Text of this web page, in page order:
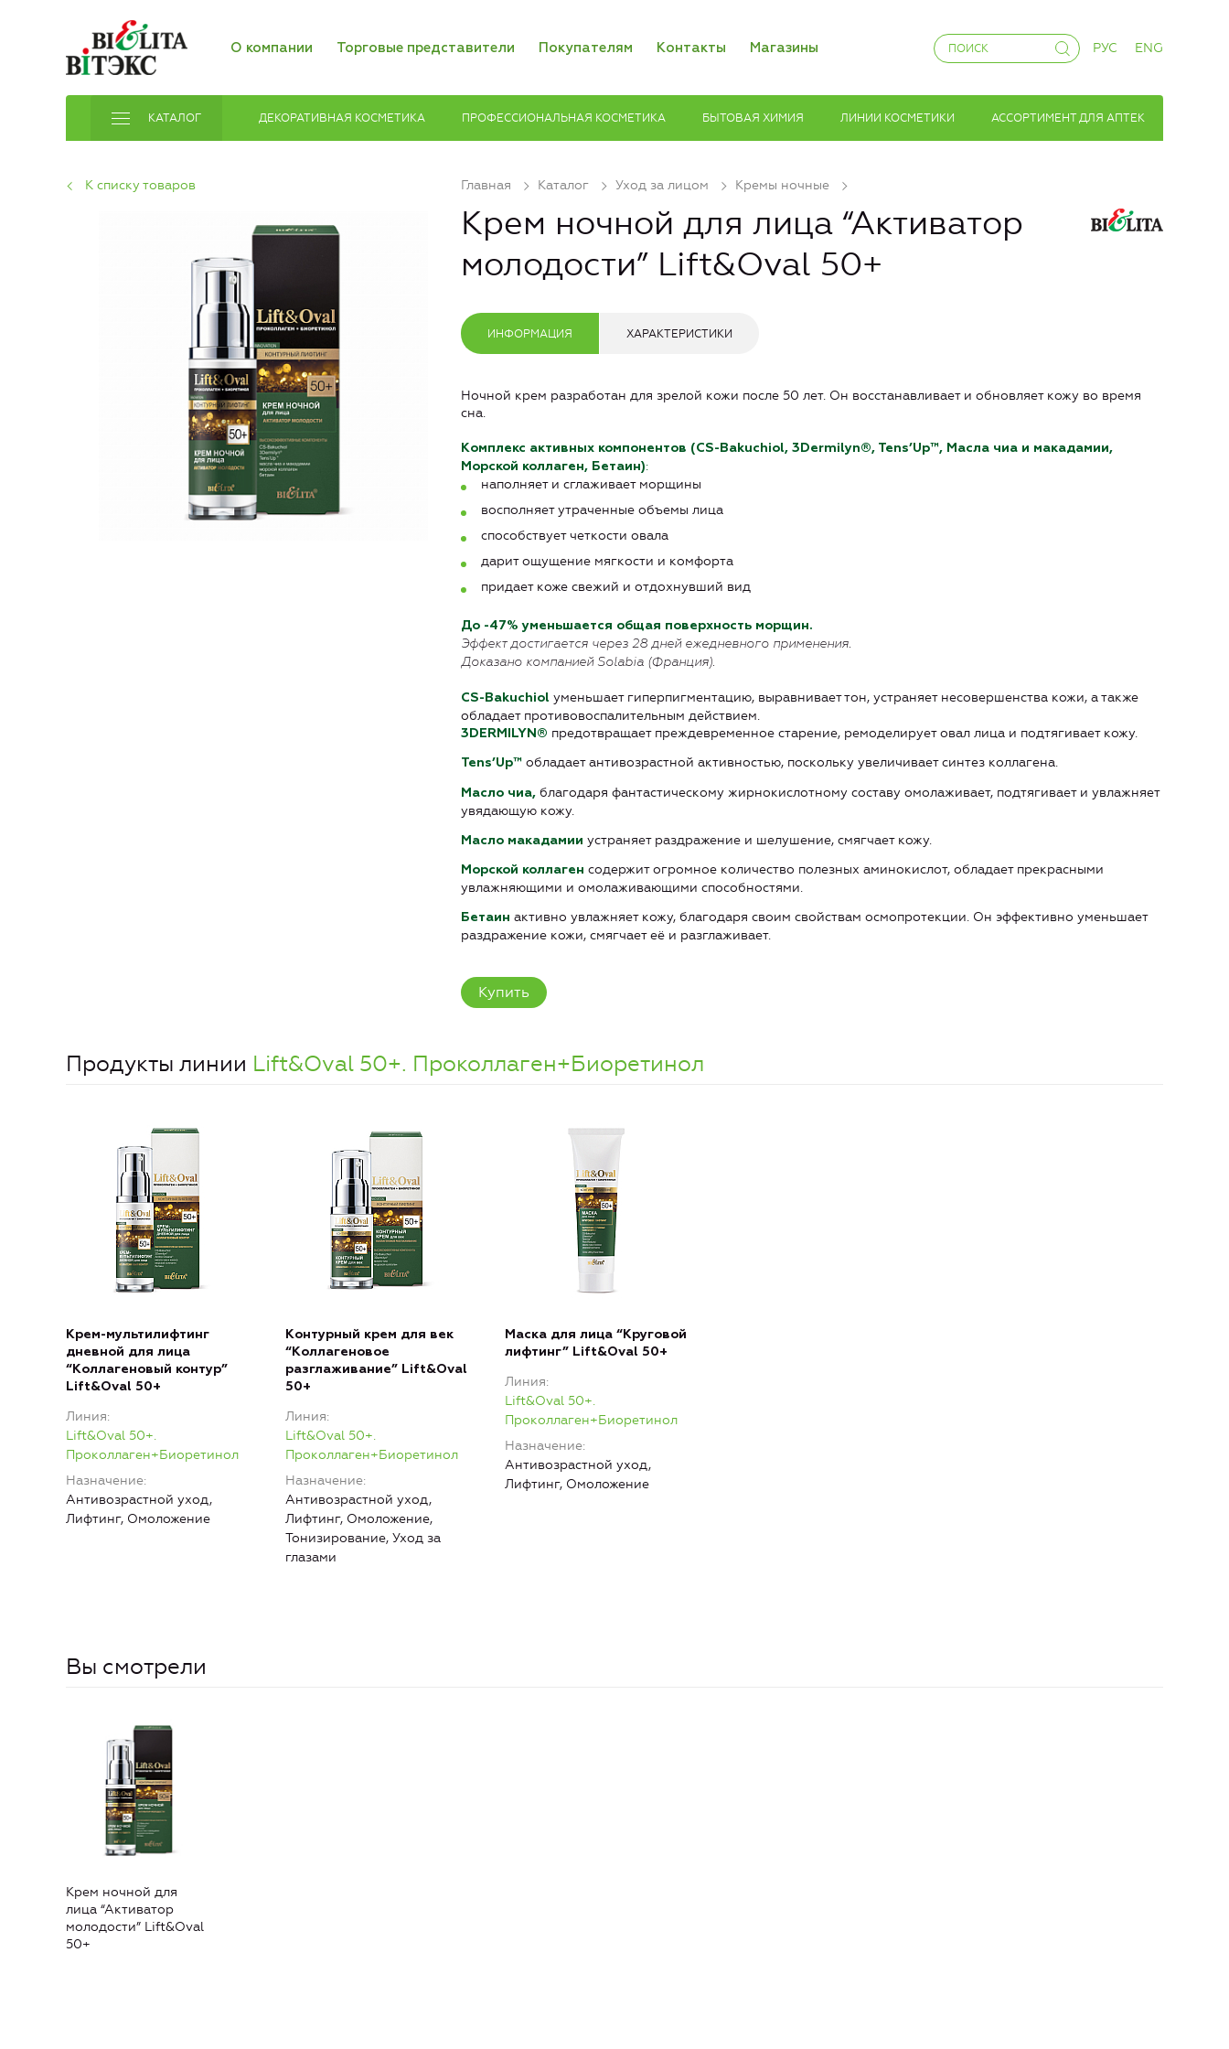
О компании Торговые представители Покупателям Контакты Магазины РУС ENG
КАТАЛОГ ДЕКОРАТИВНАЯ КОСМЕТИКА ПРОФЕССИОНАЛЬНАЯ КОСМЕТИКА БЫТОВАЯ ХИМИЯ ЛИНИИ КОСМЕТИКИ АССОРТИМЕНТ ДЛЯ АПТЕК
Главная Каталог Уход за лицом Кремы ночные
К списку товаров
Крем ночной для лица “Активатор
молодости” Lift&Oval 50+
ИНФОРМАЦИЯ ХАРАКТЕРИСТИКИ
Ночной крем разработан для зрелой кожи после 50 лет. Он восстанавливает и обновляет кожу во время
сна.
Комплекс активных компонентов (CS-Bakuchiol, 3Dermilyn®, Tens’Up™, Масла чиа и макадамии,
Морской коллаген, Бетаин):
наполняет и сглаживает морщины
восполняет утраченные объемы лица
способствует четкости овала
дарит ощущение мягкости и комфорта
придает коже свежий и отдохнувший вид
До -47% уменьшается общая поверхность морщин.
Эффект достигается через 28 дней ежедневного применения.
Доказано компанией Solabia (Франция).
CS-Bakuchiol уменьшает гиперпигментацию, выравнивает тон, устраняет несовершенства кожи, а также
обладает противовоспалительным действием.
3DERMILYN® предотвращает преждевременное старение, ремоделирует овал лица и подтягивает кожу.
Tens’Up™ обладает антивозрастной активностью, поскольку увеличивает синтез коллагена.
М асло чиа, благодаря фантастическому жирнокислотному составу омолаживает, подтягивает и увлажняет
увядающую кожу.
Масло макадамии устраняет раздражение и шелушение, смягчает кожу.
Морской коллаген содержит огромное количество полезных аминокислот, обладает прекрасными
увлажняющими и омолаживающими способностями.
Бетаин активно увлажняет кожу, благодаря своим свойствам осмопротекции. Он эффективно уменьшает
раздражение кожи, смягчает её и разглаживает.
Купить
Продукты линии Lift&Oval 50+. Проколлаген+Биоретинол
Крем-мультилифтинг
дневной для лица
“Коллагеновый контур”
Lift&Oval 50+
Линия
Lift&Oval 50+.
Проколлаген+Биоретинол
Назначение
Антивозрастной уход,
Лифтинг, Омоложение
Контурный крем для век
“Коллагеновое
разглаживание” Lift&Oval
50+
Линия
Lift&Oval 50+.
Проколлаген+Биоретинол
Назначение
Антивозрастной уход,
Лифтинг, Омоложение,
Тонизирование, Уход за
глазами
Маска для лица “Круговой
лифтинг” Lift&Oval 50+
Линия
Lift&Oval 50+.
Проколлаген+Биоретинол
Назначение
Антивозрастной уход,
Лифтинг, Омоложение
Вы смотрели
Крем ночной для
лица “Активатор
молодости” Lift&Oval
50+